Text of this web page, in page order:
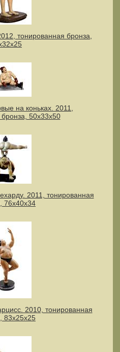
тонированная бронза,
на коньках. 2011,
50х33х50
2011, тонированная
76х40х34
2010, тонированная
83х25х25